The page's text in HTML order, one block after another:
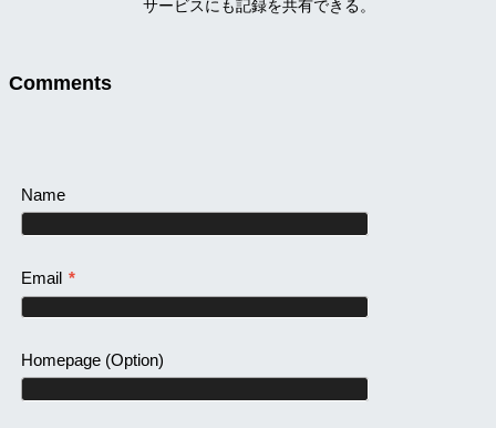
サービスにも記録を共有できる。
Comments
Name
Email *
Homepage(Option)